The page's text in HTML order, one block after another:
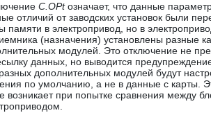
C OPtозначает, что данные
отличий от заводских установок были
памяти в электропривод, но в
(назначения) установлены разные
модулей. Это отключение не
данных, но выводится
дополнительных модулей будут
по умолчанию, а не в данные с карты.
возникает при попытке сравнения между